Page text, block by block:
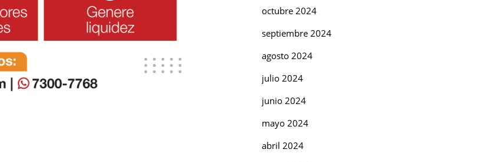
octubre 2024
septiembre 2024
agosto 2024
julio 2024
junio 2024
mayo 2024
abril 2024